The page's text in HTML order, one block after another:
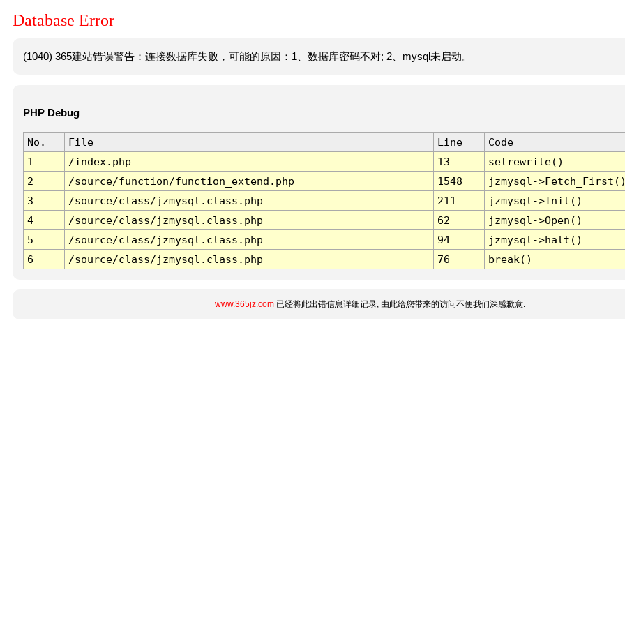
Database Error
(1040) 365建站错误警告：连接数据库失败，可能的原因：1、数据库密码不对; 2、mysql未启动。
PHP Debug
No. File Line
Code
1
/index.php 13
setrewrite()
2
/source/function/function_extend.php 1548
jzmysql-
3
/source/class/jzmysql.class.php 211
jzmysql->Init()
4
/source/class/jzmysql.class.php 62
jzmysql->Open()
5
/source/class/jzmysql.class.php 94
jzmysql->halt()
6
/source/class/jzmysql.class.php 76 break()
www.365jz.com已经将此出错信息详细记录, 由此给您带来的访问不便我们深感歉意.